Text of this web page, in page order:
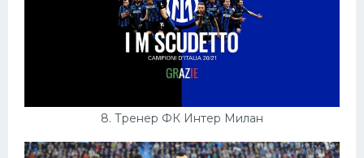
8. Тренер ФК Интер Милан